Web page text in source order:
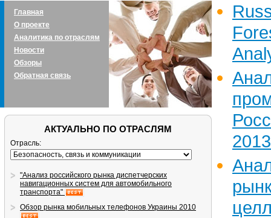
Главная
О проекте
Аналитика по отраслям
Новости
Обзоры
Обратная связь
АКТУАЛЬНО ПО ОТРАСЛЯМ
Отрасль:
"Анализ российского рынка диспетчерских
навигационных систем для автомобильного
транспорта"
Обзор рынка мобильных телефонов Украины 2010